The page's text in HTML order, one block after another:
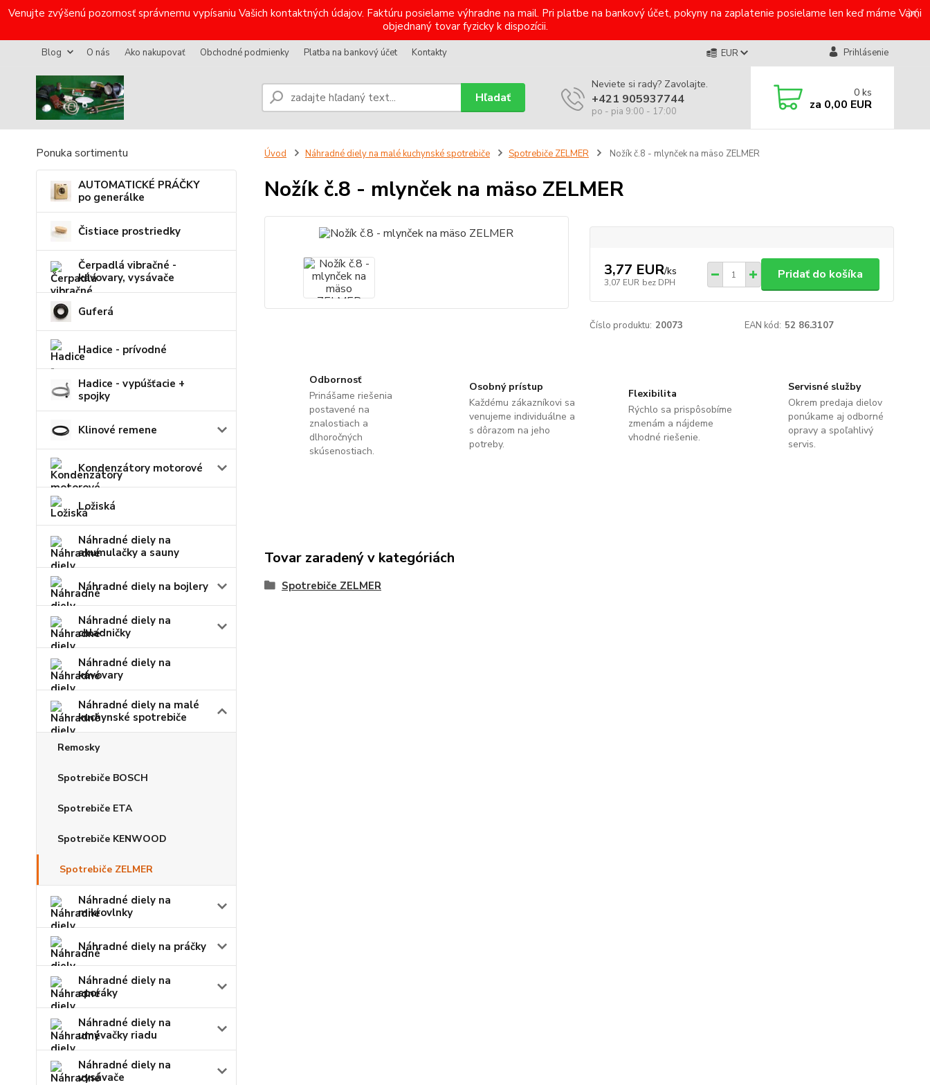
Venujte zvýšenú pozornosť správnemu vypísaniu Vašich kontaktných údajov. Faktúru posielame výhradne na mail. Pri platbe na bankový účet, pokyny na zaplatenie posielame len keď máme Vami
objednaný tovar fyzicky k dispozícii.
Blog O nás Ako nakupovať Obchodné podmienky Platba na bankový účet Kontakty EUR Prihlásenie
Hľadať
Neviete si rady? Zavolajte.
+421 905937744
po - pia 9:00 - 17:00
0 ks
za 0,00 EUR
Ponuka sortimentu
AUTOMATICKÉ PRÁČKY
po generálke
Čistiace prostriedky
Čerpadlá vibračné -
kávovary, vysávače
Guferá
Hadice - prívodné
Hadice - vypúšťacie +
spojky
Klinové remene
Kondenzátory motorové
Ložiská
Náhradné diely na
akumulačky a sauny
Náhradné diely na bojlery
Náhradné diely na
chladničky
Náhradné diely na
kávovary
Náhradné diely na malé
kuchynské spotrebiče
Remosky
Spotrebiče BOSCH
Spotrebiče ETA
Spotrebiče KENWOOD
Spotrebiče ZELMER
Náhradné diely na
mikrovlnky
Náhradné diely na práčky
Náhradné diely na
sporáky
Náhradné diely na
umývačky riadu
Náhradné diely na
vysávače
Úvod Náhradné diely na malé kuchynské spotrebiče Spotrebiče ZELMER Nožík č.8 - mlynček na mäso ZELMER
Nožík č.8 - mlynček na mäso ZELMER
3,77 EUR/ks
3,07 EUR bez DPH
Pridať do košíka
Číslo produktu: 20073 EAN kód: 52 86.3107
Odbornosť
Prinášame riešenia
postavené na
znalostiach a
dlhoročných
skúsenostiach.
Osobný prístup
Každému zákazníkovi sa
venujeme individuálne a
s dôrazom na jeho
potreby.
Flexibilita
Rýchlo sa prispôsobíme
zmenám a nájdeme
vhodné riešenie.
Servisné služby
Okrem predaja dielov
ponúkame aj odborné
opravy a spoľahlivý
servis.
Tovar zaradený v kategóriách
Spotrebiče ZELMER